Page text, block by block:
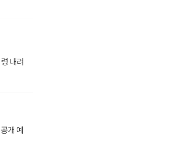
내려
개 예